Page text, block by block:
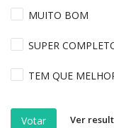
MUITO BOM
SUPER
TEM QUE
Votar Ver